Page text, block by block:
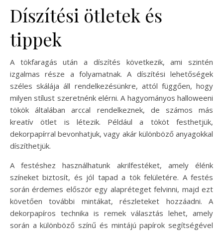
Díszítési ötletek és
tippek
A tökfaragás után a díszítés következik, ami szintén
izgalmas része a folyamatnak. A díszítési lehetőségek
széles skálája áll rendelkezésünkre, attól függően, hogy
milyen stílust szeretnénk elérni. A hagyományos halloweeni
tökök általában arccal rendelkeznek, de számos más
kreatív ötlet is létezik. Például a tököt festhetjük,
dekorpapírral bevonhatjuk, vagy akár különböző anyagokkal
díszíthetjük.
A festéshez használhatunk akrilfestéket, amely élénk
színeket biztosít, és jól tapad a tök felületére. A festés
során érdemes először egy alapréteget felvinni, majd ezt
követően további mintákat, részleteket hozzáadni. A
dekorpapíros technika is remek választás lehet, amely
során a különböző színű és mintájú papírok segítségével